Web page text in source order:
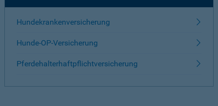
Hundekrankenversicherung
Hunde-OP-Versicherung
Pferdehalterhaftpflichtversicherung